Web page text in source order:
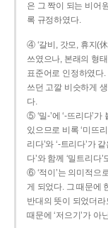
은 그 짝이 되는 비어
록 규정하였다.
④ ‘갈비, 갓모, 휴지(
쓰였으나, 본래의 형
표준어로 인정하였다.
쓰던 고깔 비슷하게
다.
⑤ ‘밀-’에 ‘-뜨리다’가
있으므로 비록 ‘미뜨
리다’와 ‘-트리다’가
다’와 함께 ‘밀트리다
⑥ ‘적이’는 의미적으
게 되었다. 그 때문에
반대의 뜻이 되었더라
때문에 ‘저으기’가 아